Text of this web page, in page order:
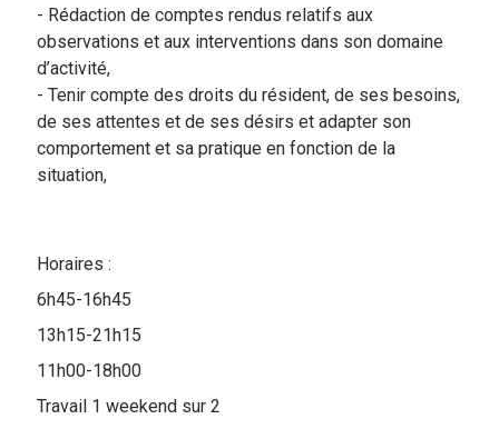
- Rédaction de comptes rendus relatifs aux
observations et aux interventions dans son domaine
d’activité,
- Tenir compte des droits du résident, de ses besoins,
de ses attentes et de ses désirs et adapter son
comportement et sa pratique en fonction de la
situation,
Horaires :
6h45-16h45
13h15-21h15
11h00-18h00
Travail 1 weekend sur 2